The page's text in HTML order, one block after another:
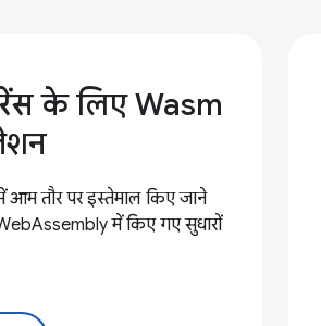
के लिए Wasm
तौर पर इस्तेमाल किए जाने
में किए गए सुधारों